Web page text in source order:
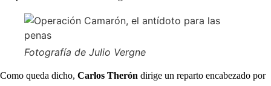
Fotografía de Julio Vergne
Como queda dicho, Carlos Therón dirige un reparto encabezado por